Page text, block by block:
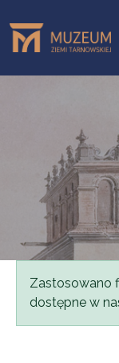
Komunikat
Zastosowano
dostępne w